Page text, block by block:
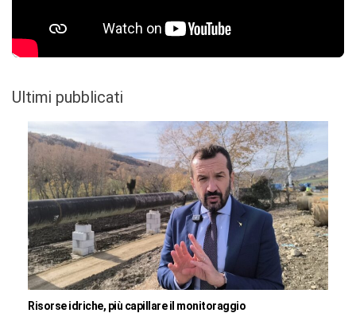
Ultimi pubblicati
Risorse idriche, più capillare il monitoraggio